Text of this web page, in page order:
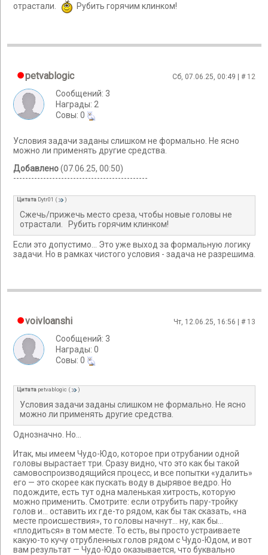
отрастали.
Рубить горячим клинком!
petvablogic Сб, 07.06.25, 00:49 | # 12
Сообщений: 3
Награды: 2
Cовы: 0
Условия задачи заданы слишком не формально. Не ясно
можно ли применять другие средства.
Добавлено(07.06.25, 00:50)
---------------------------------------------
Цитата Dytr01 ( )
Сжечь/прижечь место среза, чтобы новые головы не
отрастали. Рубить горячим клинком!
Если это допустимо... Это уже выход за формальную логику
задачи. Но в рамках чистого условия - задача не разрешима.
voivloanshi Чт, 12.06.25, 16:56 | # 13
Сообщений: 3
Награды: 0
Cовы: 0
Цитата petvablogic ( )
Условия задачи заданы слишком не формально. Не ясно
можно ли применять другие средства.
Однозначно. Но...
Итак, мы имеем Чудо-Юдо, которое при отрубании одной
головы вырастает три. Сразу видно, что это как бы такой
самовоспроизводящийся процесс, и все попытки «удалить»
его — это скорее как пускать воду в дырявое ведро. Но
подождите, есть тут одна маленькая хитрость, которую
можно применить. Смотрите: если отрубить пару-тройку
голов и... оставить их где-то рядом, как бы так сказать, «на
месте происшествия», то головы начнут... ну, как бы...
«плодиться» в том месте. То есть, вы просто устраиваете
какую-то кучу отрубленных голов рядом с Чудо-Юдом, и вот
вам результат — Чудо-Юдо оказывается, что буквально